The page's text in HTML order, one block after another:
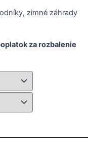
zimné záhrady
za rozbalenie